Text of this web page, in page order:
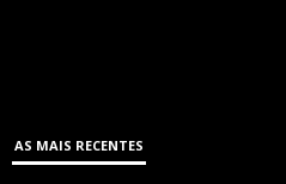
AS MAIS RECENTES